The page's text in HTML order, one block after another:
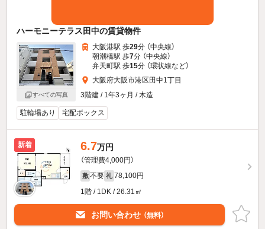
ハーモニーテラス田中の賃貸物件
すべての写真
大阪港駅 歩29分 （中央線）
朝潮橋駅 歩7分 （中央線）
弁天町駅 歩15分 （環状線など）
大阪府大阪市港区田中1丁目
3階建 / 1年3ヶ月 / 木造
駐輪場あり 宅配ボックス
新着 6.7万円
（管理費4,000円）
敷 不要 礼 78,100円
1階 / 1DK / 26.31㎡
お問い合わせ （無料）